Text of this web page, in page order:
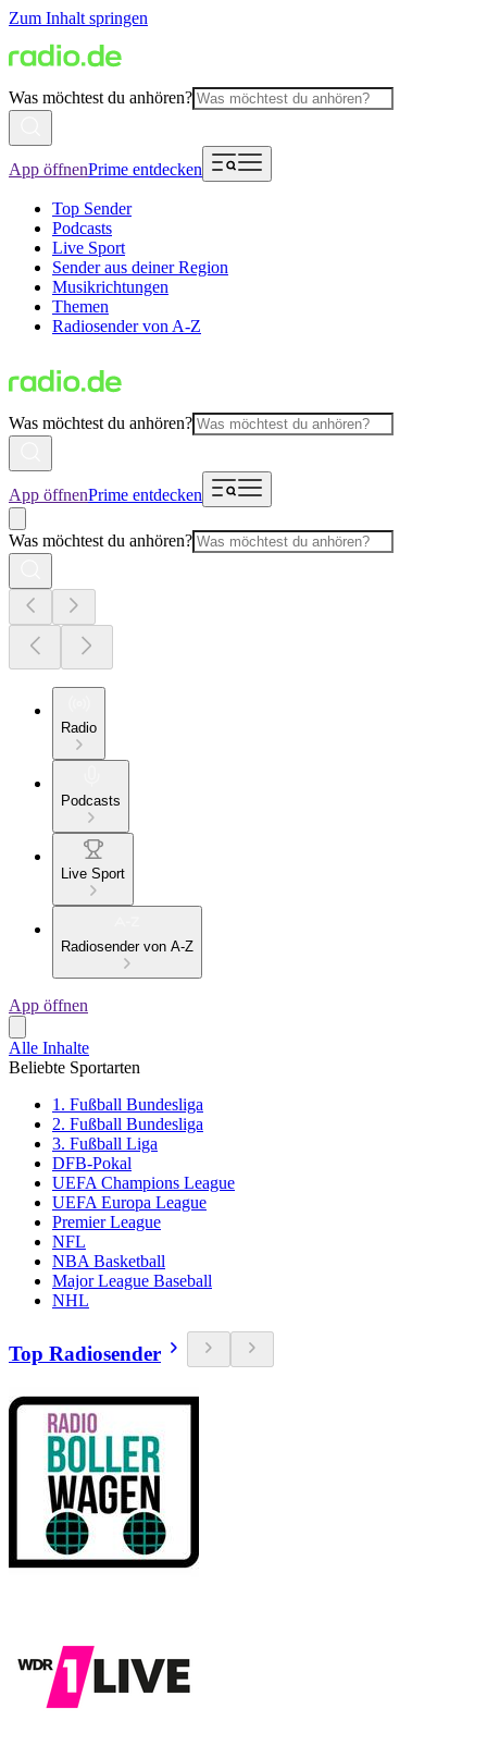
Zum Inhalt springen
Was möchtest du anhören?
App öffnenPrime entdecken
Top Sender
Podcasts
Live Sport
Sender aus deiner Region
Musikrichtungen
Themen
Radiosender von A-Z
Was möchtest du anhören?
App öffnenPrime entdecken
Was möchtest du anhören?
Radio
Podcasts
Live Sport
Radiosender von A-Z
App öffnen
Alle Inhalte
Beliebte Sportarten
1. Fußball Bundesliga
2. Fußball Bundesliga
3. Fußball Liga
DFB-Pokal
UEFA Champions League
UEFA Europa League
Premier League
NFL
NBA Basketball
Major League Baseball
NHL
Top Radiosender